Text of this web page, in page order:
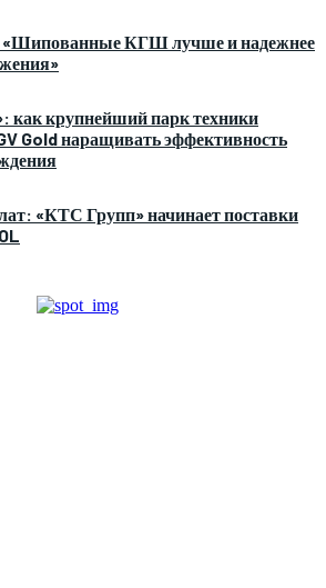
КГШ лучше и надежнее
как крупнейший парк техники
Gold наращивать эффективность
«КТС Групп» начинает поставки